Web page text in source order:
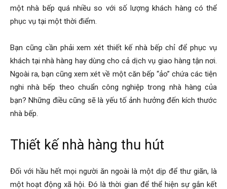
một nhà bếp quá nhiều so với số lượng khách hàng có thể
phục vụ tại một thời điểm.
Bạn cũng cần phải xem xét thiết kế nhà bếp chỉ để phục vụ
khách tại nhà hàng hay dùng cho cả dịch vụ giao hàng tận nơi.
Ngoài ra, bạn cũng xem xét về một căn bếp “ảo” chứa các tiện
nghi nhà bếp theo chuẩn công nghiệp trong nhà hàng của
bạn? Những điều cũng sẽ là yếu tố ảnh hưởng đến kích thước
nhà bếp.
Thiết kế nhà hàng thu hút
Đối với hầu hết mọi người ăn ngoài là một dịp để thư giãn, là
một hoạt động xã hội. Đó là thời gian để thể hiện sự gắn kết